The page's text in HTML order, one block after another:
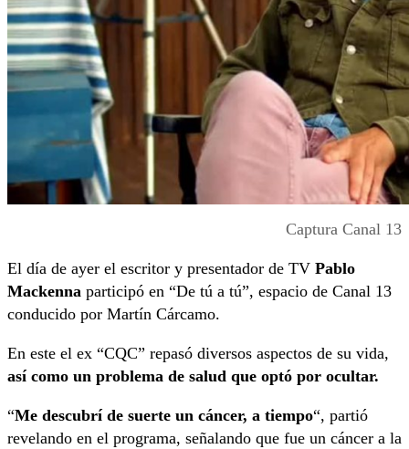
Captura Canal 13
El día de ayer el escritor y presentador de TV Pablo
Mackenna participó en “De tú a tú”, espacio de Canal 13
conducido por Martín Cárcamo.
En este el ex “CQC” repasó diversos aspectos de su vida,
así como un problema de salud que optó por ocultar.
“Me descubrí de suerte un cáncer, a tiempo“, partió
revelando en el programa, señalando que fue un cáncer a la